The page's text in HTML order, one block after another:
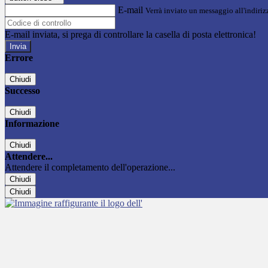
E-mail Verrà inviato un messaggio
E-mail inviata, si prega di controllare la casella di posta elettronica!
Errore
Chiudi
Successo
Chiudi
Informazione
Chiudi
Attendere...
Attendere il completamento dell'operazione...
Chiudi
Chiudi